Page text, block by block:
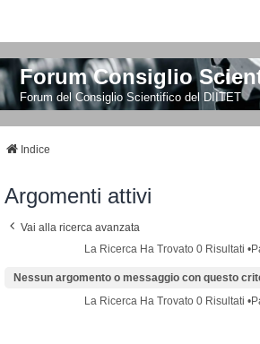
Forum Consiglio
Forum del Consiglio Scientifico del DIITET
Indice
Argomenti attivi
Vai alla ricerca avanzata
La Ricerca Ha Trovato 0 Risultati
Nessun argomento o messaggio con questo
La Ricerca Ha Trovato 0 Risultati